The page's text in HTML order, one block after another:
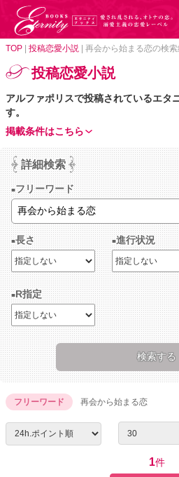
TOP 投稿恋愛小説 再会から始まる恋の検
投稿恋愛小説
アルファポリスで投稿されているエタ
す。
掲載条件はこちら
詳細検索
フリーワード
長さ 進行状況
R指定
フリーワード 再会から始まる恋
1件